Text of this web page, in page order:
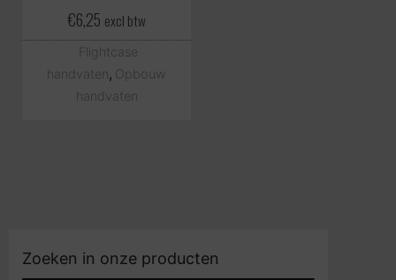
€6,25 excl btw
Flightcase
handvaten, Opbouw
handvaten
Zoeken in onze producten